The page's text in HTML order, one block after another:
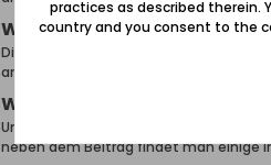
Was sind Themen, welche
Diese Themen wurden von
angezeigt und bleiben auch dort
Wie kann ich Themen lesen?
Um ein Thema zu lesen, klicke
neben dem Beitrag findet man einige
practices as described therein.
country and you consent to the